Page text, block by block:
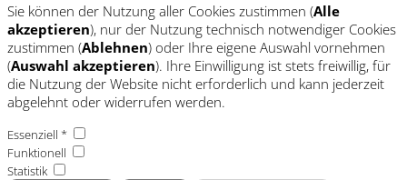
Sie können der Nutzung aller Cookies zustimmen (Alle
akzeptieren), nur der Nutzung technisch notwendiger Cookies
zustimmen (Ablehnen) oder Ihre eigene Auswahl vornehmen
(Auswahl akzeptieren). Ihre Einwilligung ist stets freiwillig, für
die Nutzung der Website nicht erforderlich und kann jederzeit
abgelehnt oder widerrufen werden.
Essenziell *
Funktionell
Statistik